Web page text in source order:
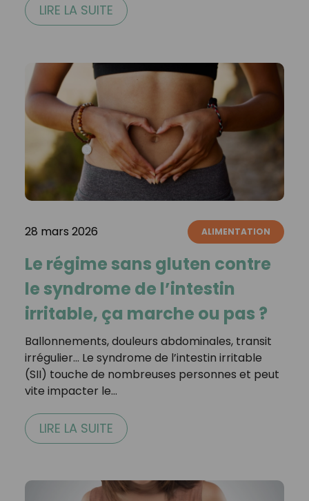
LIRE LA SUITE
28 mars 2026 ALIMENTATION
Le régime sans gluten contre
le syndrome de l’intestin
irritable, ça marche ou pas ?
Ballonnements, douleurs abdominales, transit
irrégulier… Le syndrome de l’intestin irritable
(SII) touche de nombreuses personnes et peut
vite impacter le…
LIRE LA SUITE